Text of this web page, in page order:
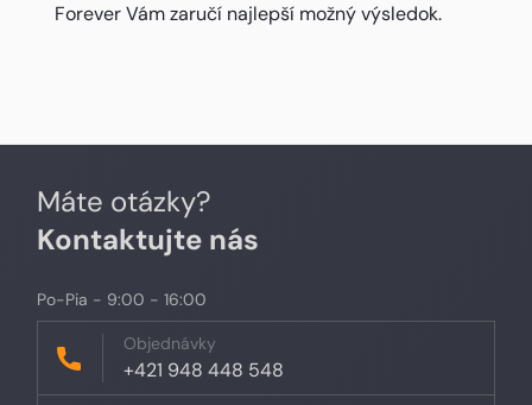
Forever Vám zaručí najlepší možný výsledok.
Máte otázky?
Kontaktujte nás
Po-Pia - 9:00 - 16:00
Objednávky
+421 948 448 548